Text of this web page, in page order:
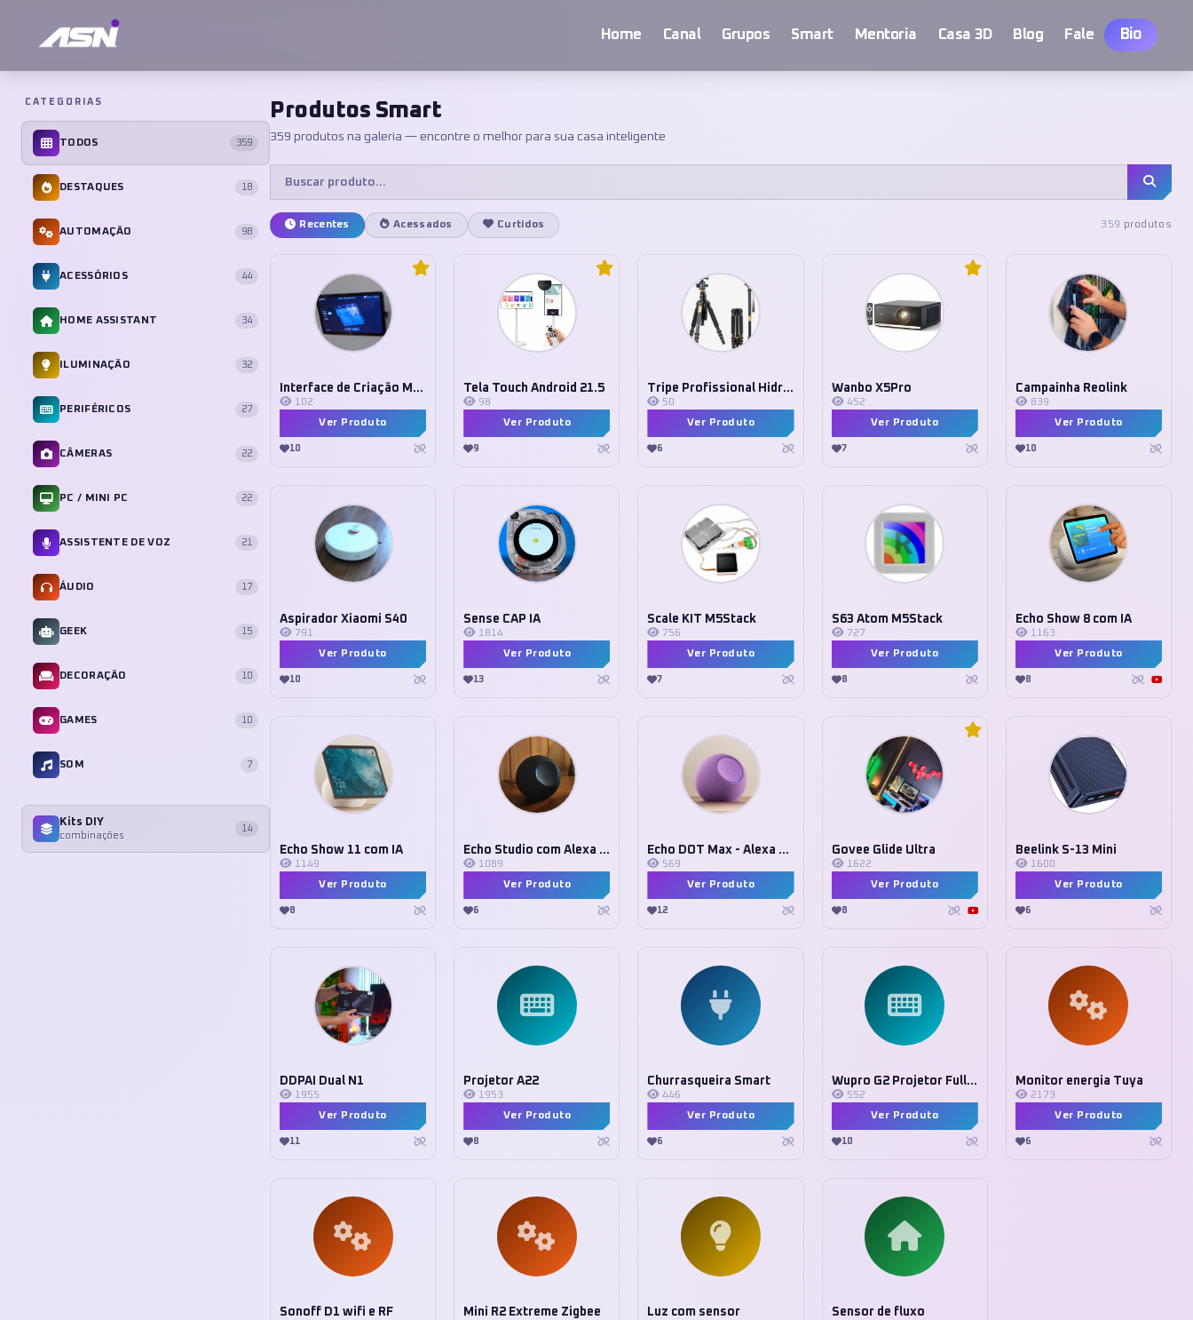
Home Canal Grupos Smart Mentoria Casa 3D Blog Fale Bio
CATEGORIAS
TODOS 359
DESTAQUES 18
AUTOMAÇÃO 98
ACESSÓRIOS 44
HOME ASSISTANT 34
ILUMINAÇÃO 32
PERIFÉRICOS 27
CÂMERAS 22
PC / MINI PC 22
ASSISTENTE DE VOZ 21
ÁUDIO 17
GEEK 15
DECORAÇÃO 10
GAMES 10
SOM 7
Kits DIY
combinações
14
Produtos Smart
359 produtos na galeria — encontre o melhor para sua casa inteligente
Recentes Acessados Curtidos 359 produtos
Interface de Criação Mapa 3D Tuya
102
Ver Produto
10
Tela Touch Android 21.5
98
Ver Produto
9
Tripe Profissional Hidráulico 2 Em 1
50
Ver Produto
6
Wanbo X5Pro
452
Ver Produto
7
Campainha Reolink
839
Ver Produto
10
Aspirador Xiaomi S40
791
Ver Produto
10
Sense CAP IA
1814
Ver Produto
13
Scale KIT M5Stack
756
Ver Produto
7
S63 Atom M5Stack
727
Ver Produto
8
Echo Show 8 com IA
1163
Ver Produto
8
Echo Show 11 com IA
1149
Ver Produto
8
Echo Studio com Alexa Plus
1089
Ver Produto
6
Echo DOT Max - Alexa Plus
569
Ver Produto
12
Govee Glide Ultra
1622
Ver Produto
8
Beelink S-13 Mini
1600
Ver Produto
6
DDPAI Dual N1
1955
Ver Produto
11
Projetor A22
1953
Ver Produto
8
Churrasqueira Smart
446
Ver Produto
6
Wupro G2 Projetor Full HD
552
Ver Produto
10
Monitor energia Tuya
2173
Ver Produto
6
Sonoff D1 wifi e RF Mini R2 Extreme Zigbee Luz com sensor Sensor de fluxo